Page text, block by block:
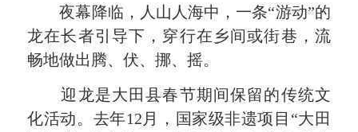
夜幕降临，人山人海中，一条“游动”的
龙在长者引导下，穿行在乡间或街巷，流
畅地做出腾、伏、挪、摇。
迎龙是大田县春节期间保留的传统文
化活动。去年12月，国家级非遗项目“大田